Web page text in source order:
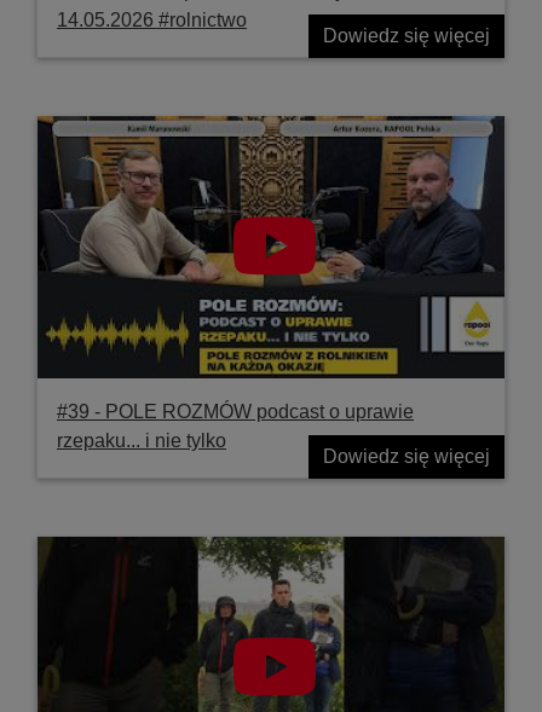
14.05.2026 #rolnictwo
Dowiedz się więcej
#39 ‐ POLE ROZMÓW podcast o uprawie
rzepaku... i nie tylko
Dowiedz się więcej